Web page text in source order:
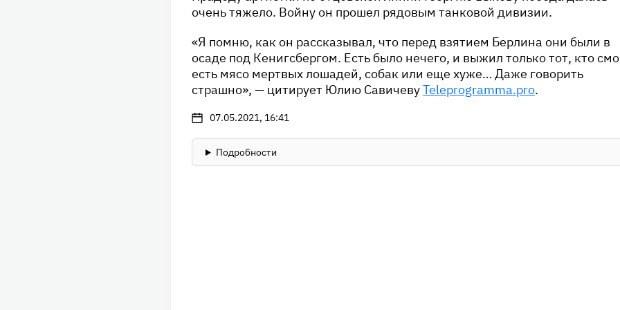
очень тяжело. Войну он прошел рядовым танковой дивизии.
«Я помню, как он рассказывал, что перед взятием Берлина они были в
осаде под Кенигсбергом. Есть было нечего, и выжил только тот, кто
есть мясо мертвых лошадей, собак или еще хуже… Даже говорить
страшно», — цитирует Юлию СавичевуTeleprogramma.pro.
07.05.2021, 16:41
Подробности